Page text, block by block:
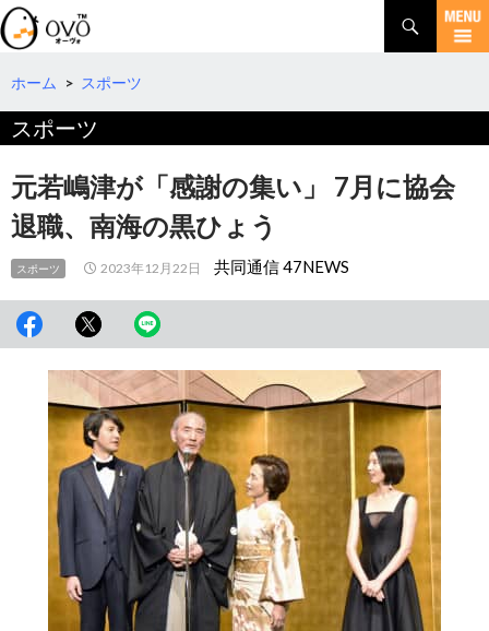
検
索
コ
テ
へ
動
ホーム > スポーツ
スポーツ
元若嶋津が「感謝の集い」 7月に協会
退職、南海の黒ひょう
スポーツ 2023年12月22日 共同通信 47NEWS